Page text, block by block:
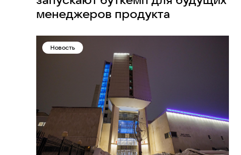
менеджеров продукта
Новость